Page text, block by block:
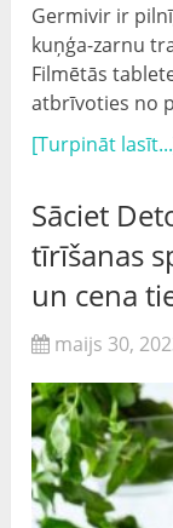
Germivir ir
kuņģa-zarnu
Filmētās
atbrīvoties no
[Turpināt
Sāciet
tīrīšanas
un cena
maijs 30,